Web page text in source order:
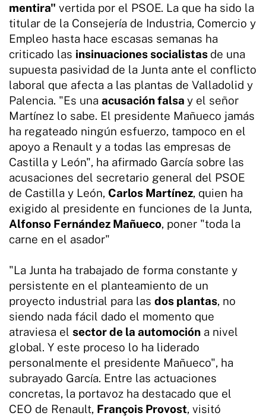
mentira" vertida por el PSOE. La que ha sido la
titular de la Consejería de Industria, Comercio y
Empleo hasta hace escasas semanas ha
criticado las insinuaciones socialistas de una
supuesta pasividad de la Junta ante el conflicto
laboral que afecta a las plantas de Valladolid y
Palencia. "Es una acusación falsa y el señor
Martínez lo sabe. El presidente Mañueco jamás
ha regateado ningún esfuerzo, tampoco en el
apoyo a Renault y a todas las empresas de
Castilla y León", ha afirmado García sobre las
acusaciones del secretario general del PSOE
de Castilla y León, Carlos Martínez, quien ha
exigido al presidente en funciones de la Junta,
Alfonso Fernández Mañueco, poner "toda la
carne en el asador"
"La Junta ha trabajado de forma constante y
persistente en el planteamiento de un
proyecto industrial para las dos plantas, no
siendo nada fácil dado el momento que
atraviesa el sector de la automoción a nivel
global. Y este proceso lo ha liderado
personalmente el presidente Mañueco", ha
subrayado García. Entre las actuaciones
concretas, la portavoz ha destacado que el
CEO de Renault, François Provost, visitó